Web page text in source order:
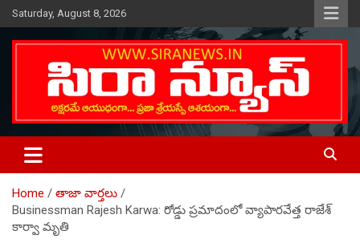
Skip
to
content
Saturday, August 8, 2026
SIRA NEWS
Telugu Online News Daily
Home
తాజా వార్తలు
Businessman Rajesh Karwa: రోడ్డు ప్రమాదంలో వ్యాపారవేత్త రాజేశ్
కార్వా మృతి